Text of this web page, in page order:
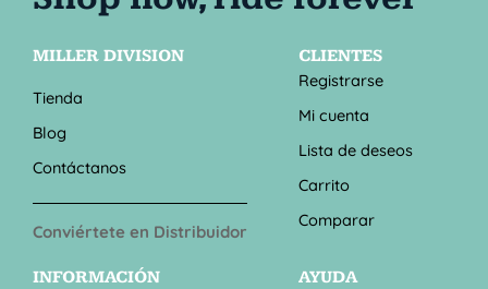
MILLER DIVISION
Tienda
Blog
Contáctanos
Conviértete en Distribuidor
CLIENTES
Registrarse
Mi cuenta
Lista de deseos
Carrito
Comparar
INFORMACIÓN
AYUDA